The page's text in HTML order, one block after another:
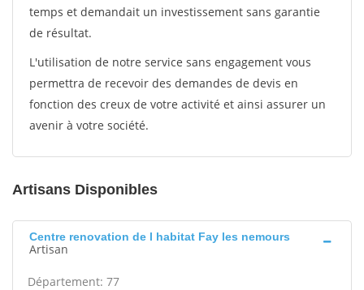
temps et demandait un investissement sans garantie
de résultat.
L'utilisation de notre service sans engagement vous
permettra de recevoir des demandes de devis en
fonction des creux de votre activité et ainsi assurer un
avenir à votre société.
Artisans Disponibles
Centre renovation de l habitat Fay les nemours
Artisan
Département: 77